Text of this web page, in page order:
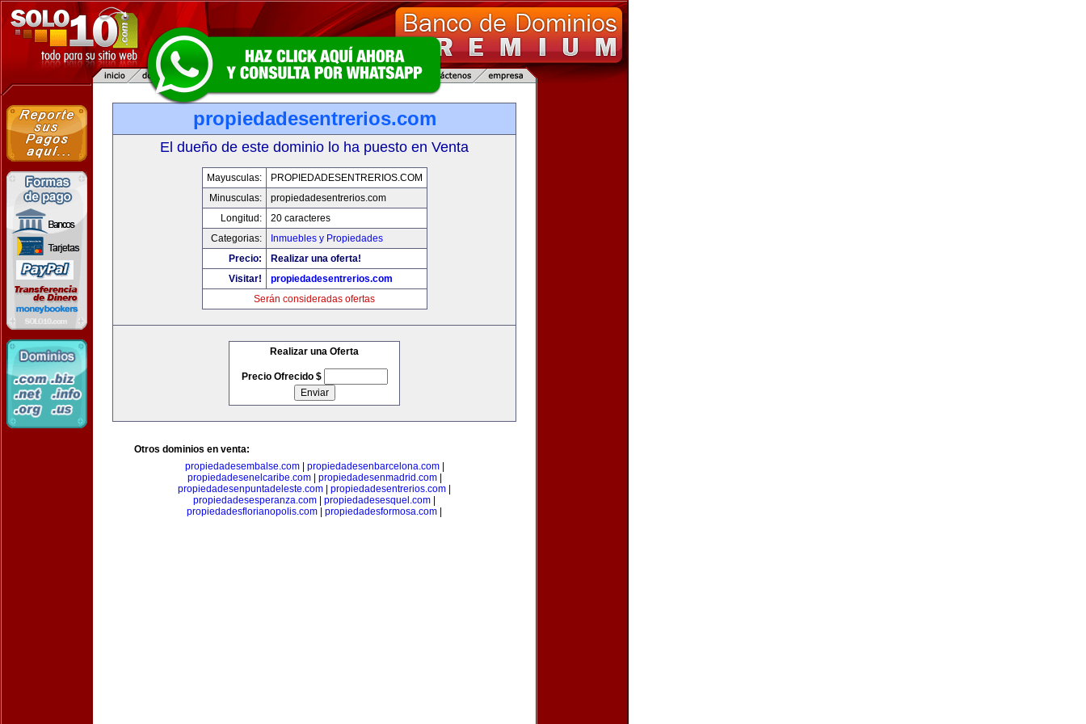
propiedadesentrerios.com
El dueño de este dominio lo ha puesto en Venta
Mayusculas:
PROPIEDADESENTRERIOS.COM
Minusculas:
propiedadesentrerios.com
Longitud:
20 caracteres
Categorias:
Inmuebles y Propiedades
Precio:
Realizar una oferta!
Visitar!
propiedadesentrerios.com
Serán consideradas ofertas
Realizar una Oferta
Precio Ofrecido $
Otros dominios en venta:
propiedadesembalse.com| propiedadesenbarcelona.com|
propiedadesenelcaribe.com| propiedadesenmadrid.com|
propiedadesenpuntadeleste.com
propiedadesentrerios.com
propiedadesesperanza.com
propiedadesesquel.com
propiedadesflorianopolis.com
propiedadesformosa.com